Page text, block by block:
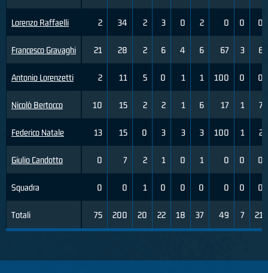
Lorenzo Raffaelli
Francesco Gravaghi
Antonio Lorenzetti
Nicolò Bertocco
Federico Natale
Giulio Candotto
Squadra
Totali
2 34 2 3 0 2 0 0 0
21 28 2 6 4 6 67 3 6
2 11 5 0 1 1 100 0 0
10 15 2 2 1 6 17 1 7
13 15 0 3 3 3 100 1 2
0 7 2 1 0 1 0 0 0
0 0 1 0 0 0 0 0 0
75 200 20 22 18 37 49 7 21